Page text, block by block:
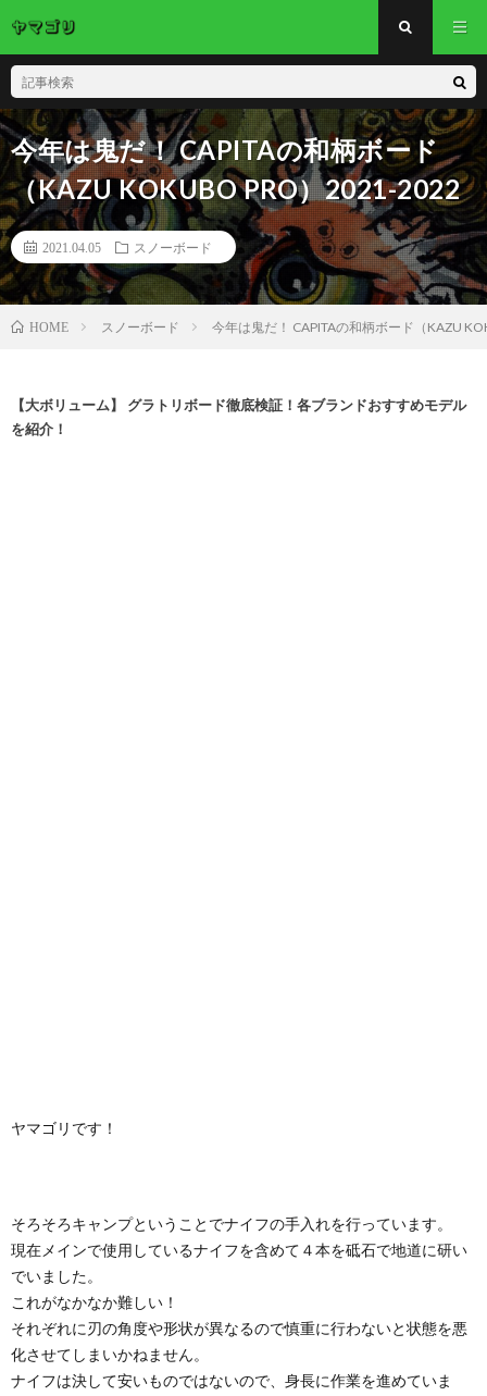
今年は鬼だ！ CAPITAの和柄ボード
（KAZU KOKUBO PRO）2021-2022
2021.04.05 スノーボード
HOME スノーボード 今年は鬼だ！ CAPITAの和柄ボード（KAZU
【大ボリューム】 グラトリボード徹底検証！各ブランドおすすめモデル
を紹介！
ヤマゴリです！
そろそろキャンプということでナイフの手入れを行っています。
現在メインで使用しているナイフを含めて４本を砥石で地道に研い
でいました。
これがなかなか難しい！
それぞれに刃の角度や形状が異なるので慎重に行わないと状態を悪
化させてしまいかねません。
ナイフは決して安いものではないので、身長に作業を進めていま